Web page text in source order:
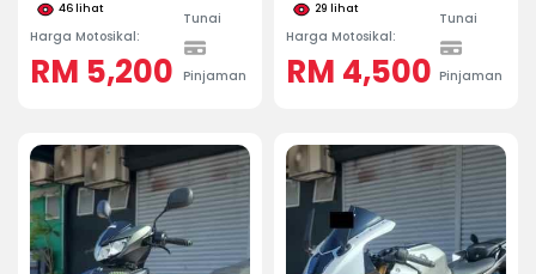
46lihat
Harga Motosikal:
RM 5,200
Tunai
Pinjaman
29 lihat
Harga Motosikal:
RM 4,500
Tunai
Pinjaman